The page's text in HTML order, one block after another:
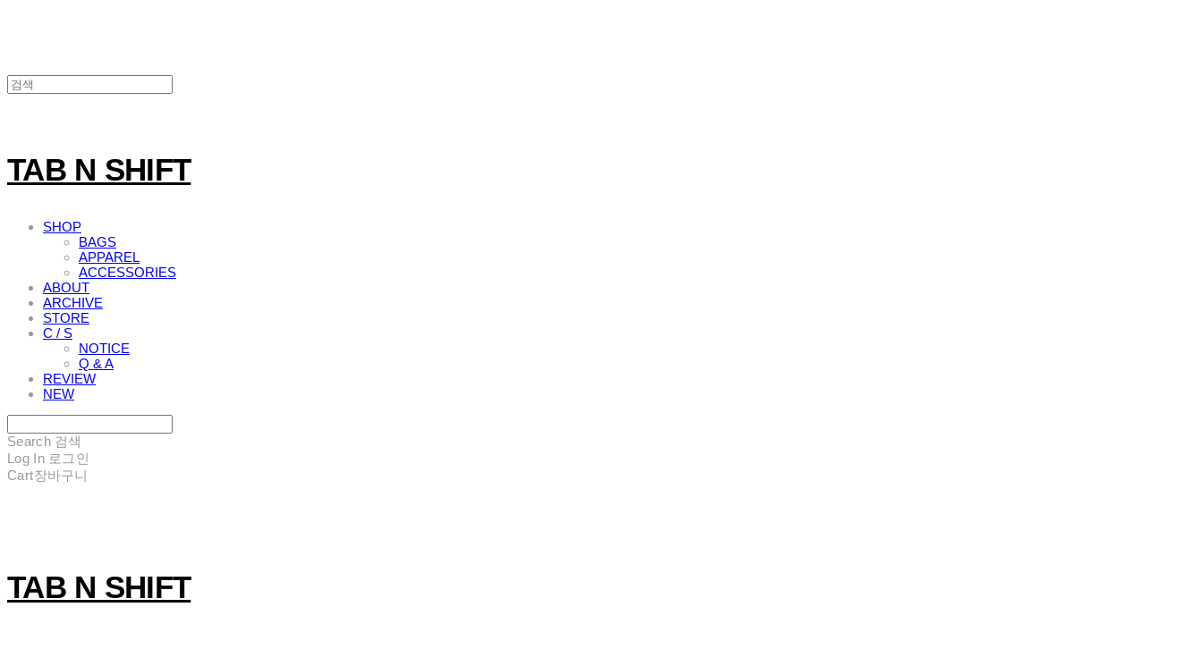
TAB N SHIFT
SHOP
BAGS
APPAREL
ACCESSORIES
ABOUT
ARCHIVE
STORE
C / S
NOTICE
Q & A
REVIEW
NEW
Search 검색
Log In 로그인
Cart장바구니
TAB N SHIFT